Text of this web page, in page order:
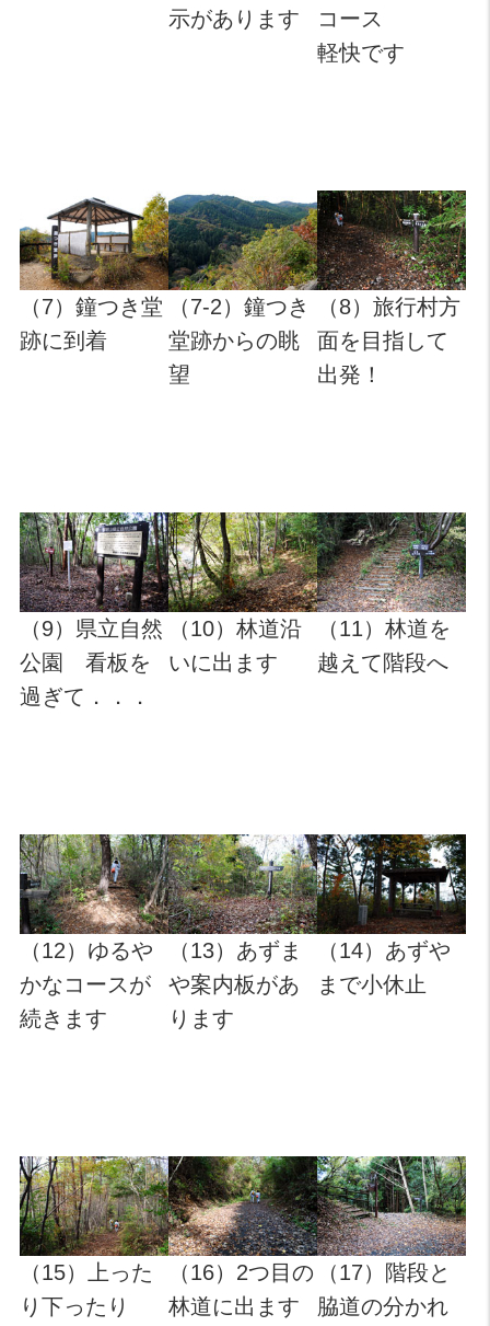
示があります
コース
軽快です
（7）鐘つき堂
跡に到着
（7-2）鐘つき
堂跡からの眺
望
（8）旅行村方
面を目指して
出発！
（9）県立自然
公園 看板を
過ぎて．．．
（10）林道沿
いに出ます
（11）林道を
越えて階段へ
（12）ゆるや
かなコースが
続きます
（13）あずま
や案内板があ
ります
（14）あずや
まで小休止
（15）上った
り下ったり
（16）2つ目の
林道に出ます
（17）階段と
脇道の分かれ